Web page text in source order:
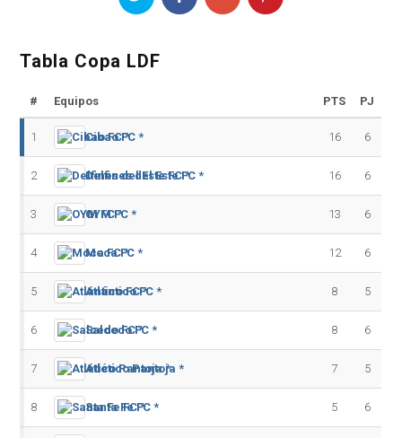
Tabla Copa LDF
# Equipos PTS PJ
1 Cibao FC * 16 6
2 Delfines del Este FC * 16 6
3 OYM FC * 13 6
4 Moca FC * 12 6
5 Atlántico FC * 8 5
6 Salcedo FC * 8 6
7 Atlético Pantoja * 7 5
8 Santa Fe FC * 5 6